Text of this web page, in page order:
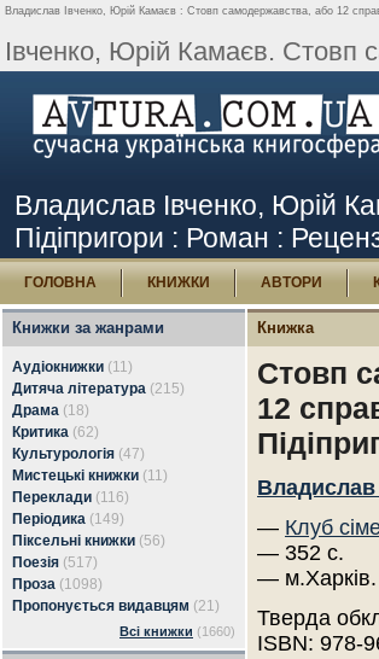
Владислав Івченко, Юрій Камаєв : Стовп самодержавства, або 12
Івченко, Юрій Камаєв. Стовп
Владислав Івченко, Юрій
Підіпригори : Роман :
ГОЛОВНА КНИЖКИ АВТОРИ
Книжки за жанрами
Аудіокнижки (11)
Дитяча література (215)
Драма (18)
Критика (62)
Культурологія (47)
Мистецькі книжки (11)
Переклади (116)
Періодика (149)
Піксельні книжки (56)
Поезія (517)
Проза (1098)
Пропонується видавцям (21)
Всі книжки (1660)
Книжка
Стовп
12
Владислав
— Клуб
— 352 с.
—
Тверда
ISBN: 978-